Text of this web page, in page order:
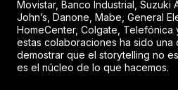
Movistar, Banco Industrial, Suzuki
John’s, Danone, Mabe, General
HomeCenter, Colgate, Telefónica
estas colaboraciones ha sido una
demostrar que el storytelling no
es el núcleo de lo que hacemos.